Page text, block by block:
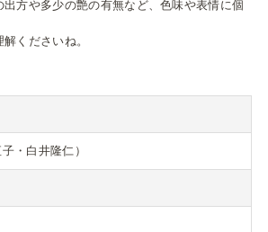
方や多少の艶の有無など、色味や表情に個
くださいね。
・白井隆仁）